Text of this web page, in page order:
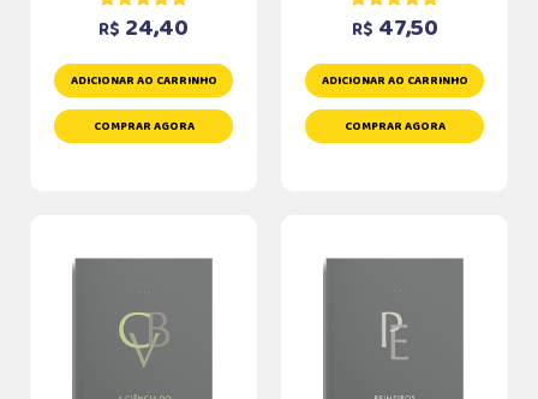
R$ 24,40
ADICIONAR AO CARRINHO
COMPRAR AGORA
R$ 47,50
ADICIONAR AO CARRINHO
COMPRAR AGORA